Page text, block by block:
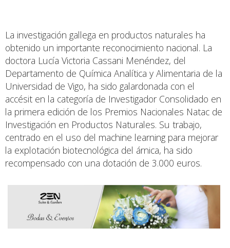
La investigación gallega en productos naturales ha
obtenido un importante reconocimiento nacional. La
doctora Lucía Victoria Cassani Menéndez, del
Departamento de Química Analítica y Alimentaria de la
Universidad de Vigo, ha sido galardonada con el
accésit en la categoría de Investigador Consolidado en
la primera edición de los Premios Nacionales Natac de
Investigación en Productos Naturales. Su trabajo,
centrado en el uso del machine learning para mejorar
la explotación biotecnológica del árnica, ha sido
recompensado con una dotación de 3.000 euros.